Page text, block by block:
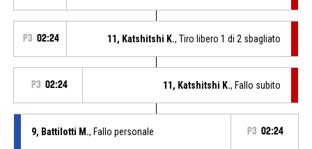
P3 02:24 11, Katshitshi K., Tiro libero 1 di 2 sbagliato
P3 02:24 11, Katshitshi K., Fallo subito
9, Battilotti M., Fallo personale P3 02:24